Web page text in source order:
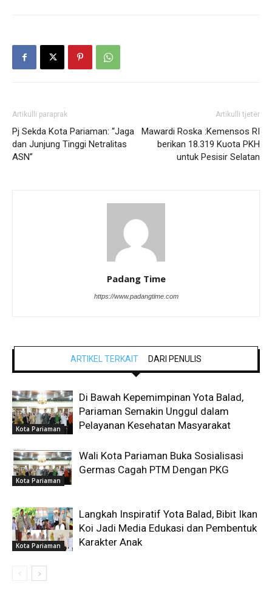
Artikulli paraprak
​​​​​​​Pj Sekda Kota Pariaman: “Jaga
dan Junjung Tinggi Netralitas
ASN”
Artikulli tjetër
Mawardi Roska :Kemensos RI
berikan 18.319 Kuota PKH
untuk Pesisir Selatan
Padang Time
https://www.padangtime.com
ARTIKEL TERKAIT DARI PENULIS
Kota Pariaman
Di Bawah Kepemimpinan Yota Balad,
Pariaman Semakin Unggul dalam
Pelayanan Kesehatan Masyarakat
Kota Pariaman
Wali Kota Pariaman Buka Sosialisasi
Germas Cagah PTM Dengan PKG
Kota Pariaman
Langkah Inspiratif Yota Balad, Bibit Ikan
Koi Jadi Media Edukasi dan Pembentuk
Karakter Anak